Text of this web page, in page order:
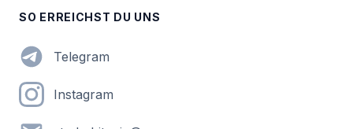
SO ERREICHST DU UNS
Telegram
Instagram